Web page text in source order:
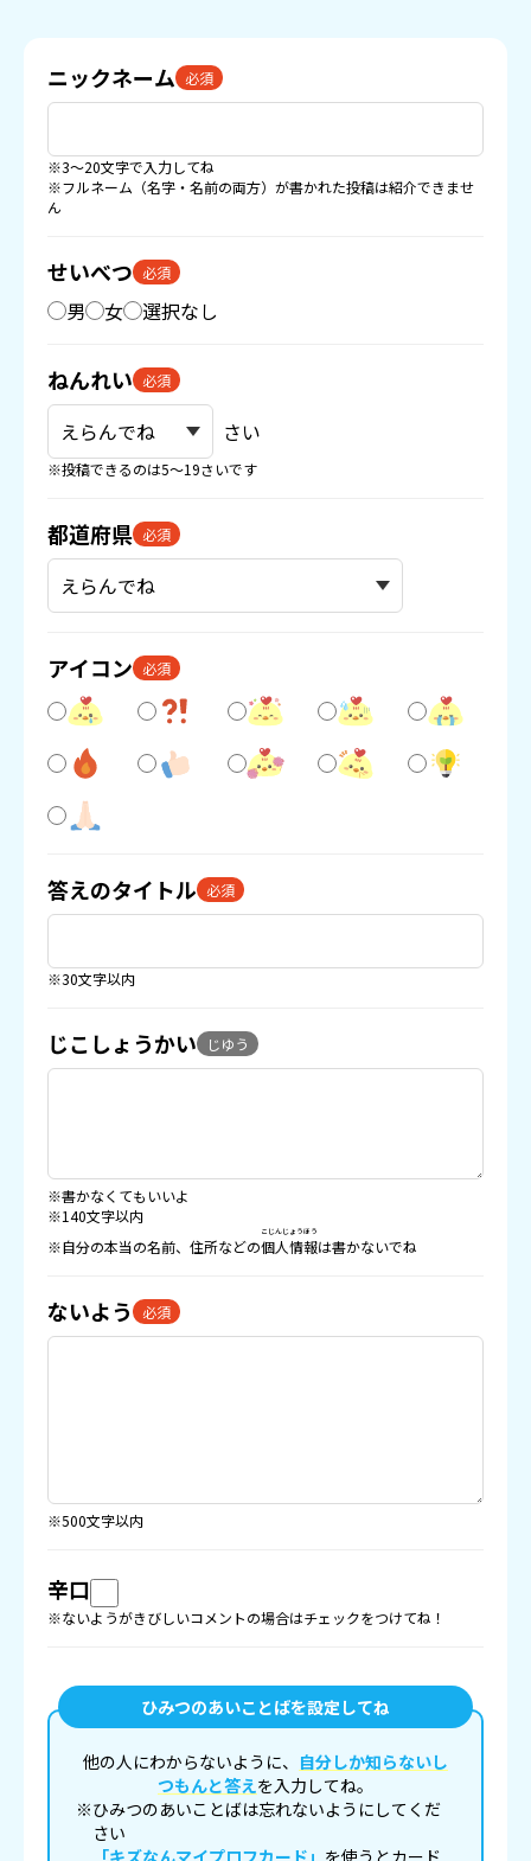
ニックネーム 必須
※3〜20文字で入力してね
※フルネーム（名字・名前の両方）が書かれた投稿は紹介できませ
ん
せいべつ 必須
男 女 選択なし
ねんれい 必須
さい
※投稿できるのは5〜19さいです
都道府県 必須
アイコン 必須
答えのタイトル 必須
※30文字以内
じこしょうかい じゆう
※書かなくてもいいよ
※140文字以内
※自分の本当の名前、住所などの個人情報
こじんじょうほう
は書かないでね
ないよう 必須
※500文字以内
辛口
※ないようがきびしいコメントの場合はチェックをつけてね！
ひみつのあいことばを設定してね
他の人にわからないように、 自分しか知らないし
つもんと答えを入力してね。
※ひみつのあいことばは忘れないようにしてくだ
さい